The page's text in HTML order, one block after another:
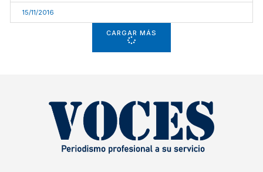
15/11/2016
CARGAR MÁS